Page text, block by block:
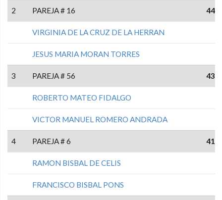
2 PAREJA # 16 44
VIRGINIA DE LA CRUZ DE LA HERRAN
JESUS MARIA MORAN TORRES
3 PAREJA # 56 43
ROBERTO MATEO FIDALGO
VICTOR MANUEL ROMERO ANDRADA
4 PAREJA # 6 41
RAMON BISBAL DE CELIS
FRANCISCO BISBAL PONS